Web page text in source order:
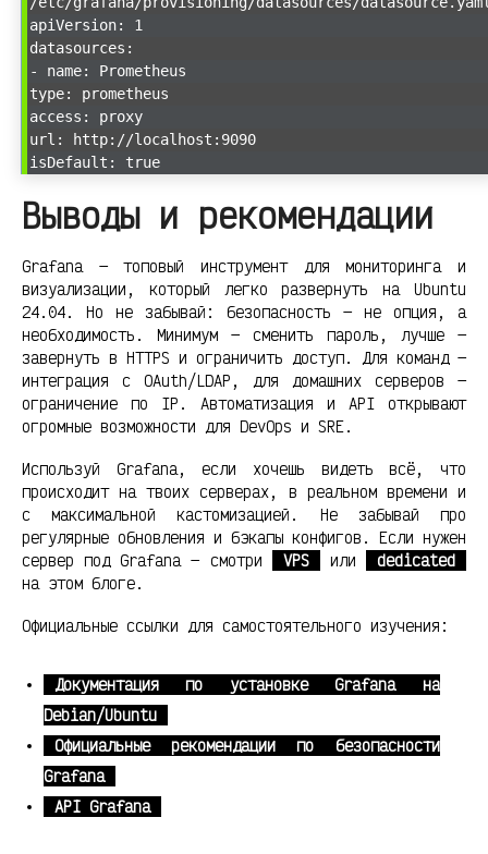
apiVersion: 1
datasources:
- name: Prometheus
type: prometheus
access: proxy
url: http://localhost:9090
isDefault: true
Выводы и рекомендации
Grafana — топовый инструмент для мониторинга и
визуализации, который легко развернуть на Ubuntu
24.04. Но не забывай: безопасность — не опция, а
необходимость. Минимум — сменить пароль, лучше —
завернуть в HTTPS и ограничить доступ. Для команд —
интеграция с OAuth/LDAP, для домашних серверов —
ограничение по IP. Автоматизация и API открывают
огромные возможности для DevOps и SRE.
Используй Grafana, если хочешь видеть всё, что
происходит на твоих серверах, в реальном времени и
с максимальной кастомизацией. Не забывай про
регулярные обновления и бэкапы конфигов. Если нужен
сервер под Grafana — смотри
VPS или
dedicated
на этом блоге.
Официальные ссылки для самостоятельного изучения:
Документация по установке Grafana на
Debian/Ubuntu
Официальные рекомендации по безопасности
Grafana
API Grafana